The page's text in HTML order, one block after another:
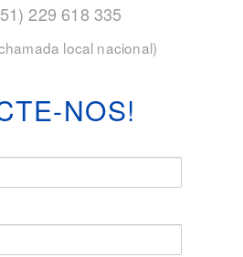
NOS!
229 618 335
local nacional)